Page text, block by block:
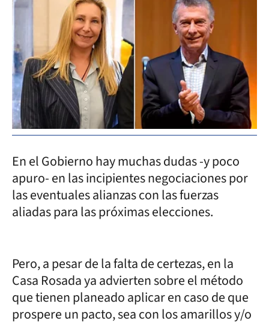
En el Gobierno hay muchas dudas -y poco
apuro- en las incipientes negociaciones por
las eventuales alianzas con las fuerzas
aliadas para las próximas elecciones.
Pero, a pesar de la falta de certezas, en la
Casa Rosada ya advierten sobre el método
que tienen planeado aplicar en caso de que
prospere un pacto, sea con los amarillos y/o